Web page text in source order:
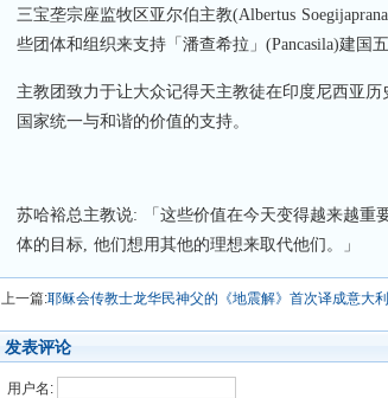
三宝垄宗座监牧区亚尔伯主教(Albertus
些团体和组织来支持「潘查希拉」(Pancasila)建国
主教团致力于让大众记得天主教徒在印度尼西亚
国家统一与和谐的价值的支持。
苏哈裕总主教说: 「这些价值在今天变得越来越重
体的目标, 他们想用其他的理想来取代他们。」
上一篇:耶稣会传教士龙华民神父的《地震解》首次译成意大
发表评论
用户名: